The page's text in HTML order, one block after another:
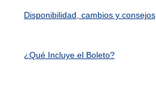
Disponibilidad, cambios y consejos
¿Qué Incluye el Boleto?